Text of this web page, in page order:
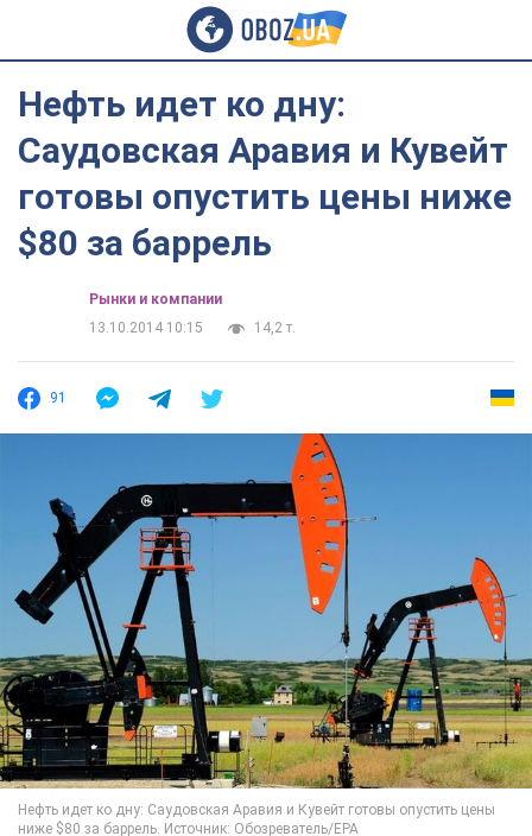
Нефть идет ко дну:
Саудовская Аравия и Кувейт
готовы опустить цены ниже
$80 за баррель
Рынки и компании
13.10.2014 10:15
14,2 т.
91